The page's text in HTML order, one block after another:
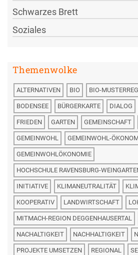
Schwarzes Brett
Soziales
Themenwolke
ALTERNATIVEN BIO BIO-
BODENSEE BÜRGERKARTE DIALOG
FRIEDEN GARTEN GEMEINSCHAFT
GEMEINWOHL GEMEINWOHL-
GEMEINWOHLÖKONOMIE
HOCHSCHULE RAVENSBURG-
INITIATIVE KLIMANEUTRALITÄT
KOOPERATIV LANDWIRTSCHAFT
MITMACH-REGION DEGGENHAUSERTAL
NACHALTIGKEIT NACHHALTIGKEIT
PROJEKTE UMSETZEN REGIONAL